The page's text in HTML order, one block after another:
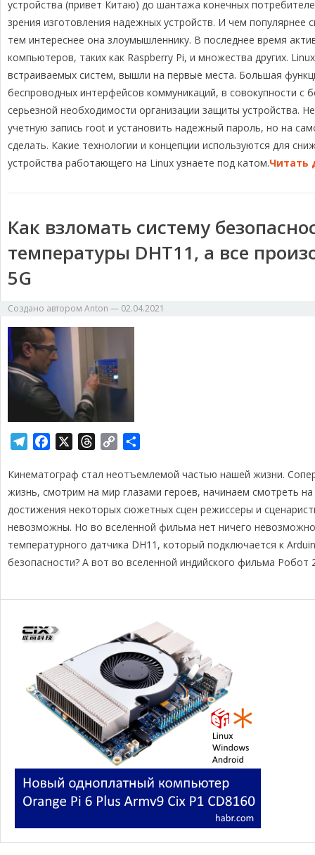
g
r
a
m
b
o
o
k
a
d
s
L
i
n
k
а
в
и
т
ь
устройства (привет Китаю) до шантажа конечных
зрения изготовления надежных устройств. И чем популярнее
тем интереснее она злоумышленнику. В последнее время
компьютеров, таких как Raspberry Pi, и множества других.
встраиваемых систем, вышли на первые места. Большая
беспроводных интерфейсов коммуникаций, в совокупности
серьезной необходимости организации защиты устройства.
учетную запись root и установить надежный пароль, но на
сделать. Какие технологии и концепции используются для
устройства работающего на Linux узнаете под катом.Читать
Как взломать систему
температуры DHT11, а все
5G
Создано автором Anton — 02.04.2021
l
e
g
r
a
m
c
e
b
o
o
k
r
e
a
d
s
p
y
L
i
n
k
п
р
а
в
и
т
Кинематограф стал неотъемлемой частью нашей жизни.
жизнь, смотрим на мир глазами героев, начинаем смотреть
достижения некоторых сюжетных сцен режиссеры и
невозможны. Но во вселенной фильма нет ничего
температурного датчика DH11, который подключается к
безопасности? А вот во вселенной индийского фильма Робот